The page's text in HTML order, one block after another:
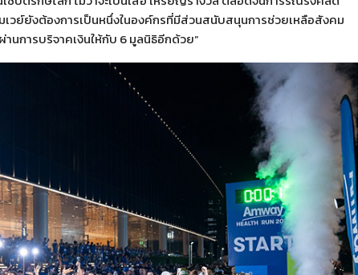
วย์ยังต้องการเป็นหนึ่งในองค์กรที่มีส่วนสนับสนุนการช่วยเหลือสังคม
นการบริจาคเงินให้กับ 6 มูลนิธิอีกด้วย”